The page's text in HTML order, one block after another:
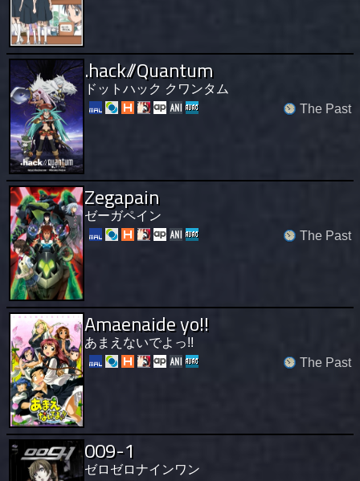
.hack//Quantum
ドットハック クワンタム
The Past
Zegapain
ゼーガペイン
The Past
Amaenaide yo!!
あまえないでよっ!!
The Past
009-1
ゼロゼロナインワン